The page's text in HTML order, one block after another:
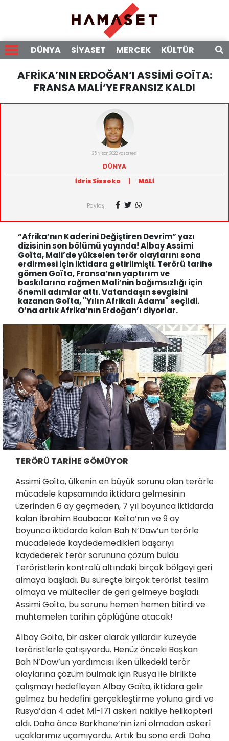
DÜNYA SİYASET MERCEK KÜLTÜR
AFRİKA’NIN ERDOĞAN’I ASSİMİ GOÏTA:
FRANSA MALİ’YE FRANSIZ KALDI
25 Nisan 2022 Pazartesi
DÜNYA
İdris Sissoko
| MALİ
Paylaş
“Afrika’nın Kaderini Değiştiren Devrim” yazı
dizisinin son bölümü yayında! Albay Assimi
Goïta, Mali’de yükselen terör olaylarını sona
erdirmesi için iktidara getirilmişti. Terörü tarihe
gömen Goïta, Fransa’nın yaptırım ve
baskılarına rağmen Mali’nin bağımsızlığı için
önemli adımlar attı. Vatandaşın sevgisini
kazanan Goïta, "Yılın Afrikalı Adamı" seçildi.
O’na artık Afrika’nın Erdoğan’ı diyorlar.
TERÖRÜ TARİHE GÖMÜYOR
Assimi Goïta, ülkenin en büyük sorunu olan terörle
mücadele kapsamında iktidara gelmesinin
üzerinden 6 ay geçmeden, 7 yıl boyunca iktidarda
kalan İbrahim Boubacar Keïta’nın ve 9 ay
boyunca iktidarda kalan Bah N’Daw’un terörle
mücadelede kaydedemedikleri başarıyı
kaydederek terör sorununa çözüm buldu.
Teröristlerin kontrolü altındaki birçok bölgeyi geri
almaya başladı. Bu süreçte birçok terörist teslim
olmaya ve mülteciler de geri gelmeye başladı.
Assimi Goïta, bu sorunu hemen hemen bitirdi ve
muhtemelen tarihin çöplüğüne atacak!
Albay Goïta, bir asker olarak yıllardır kuzeyde
teröristlerle çatışıyordu. Henüz önceki Başkan
Bah N’Daw’un yardımcısı iken ülkedeki terör
olaylarına çözüm bulmak için Rusya ile birlikte
çalışmayı hedefleyen Albay Goïta, iktidara gelir
gelmez bu hedefini gerçekleştirme yoluna girdi ve
Rusya’dan 4 adet Mİ-171 askeri nakliye helikopteri
aldı. Daha önce Barkhane’nin izni olmadan askerî
uçaklarımız uçamıyordu. Artık bu sona erdi. Daha